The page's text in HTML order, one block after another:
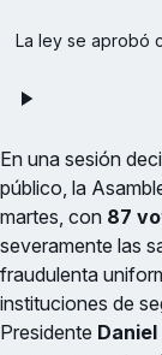
La ley se aprobó
En una sesión
público, la
martes, con 87
severamente las
fraudulenta
instituciones de
Presidente Daniel